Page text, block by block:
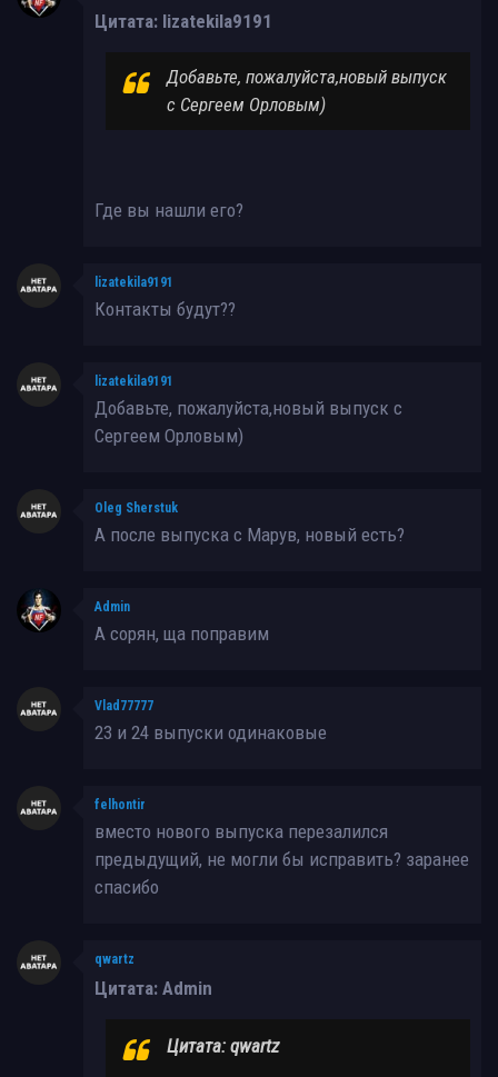
Цитата: lizatekila9191
Добавьте, пожалуйста,новый выпуск
с Сергеем Орловым)
Где вы нашли его?
lizatekila9191
Контакты будут??
lizatekila9191
Добавьте, пожалуйста,новый выпуск с
Сергеем Орловым)
Oleg Sherstuk
А после выпуска с Марув, новый есть?
Admin
А сорян, ща поправим
Vlad77777
23 и 24 выпуски одинаковые
felhontir
вместо нового выпуска перезалился
предыдущий, не могли бы исправить? заранее
спасибо
qwartz
Цитата: Admin
Цитата: qwartz